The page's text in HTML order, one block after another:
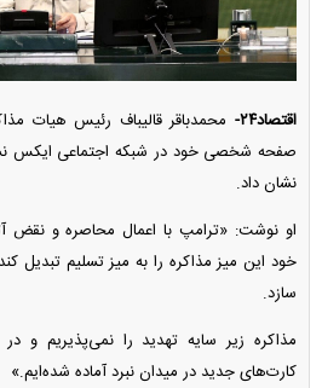
اقتصاد۲۴-
محمدباقر قالیباف رئیس هیات
صفحه شخصی خود در شبکه اجتماعی ایکس
نشان داد.
او نوشت: «ترامپ با اعمال محاصره و
خود این میز مذاکره را به میز تسلیم تبدیل
سازد.
مذاکره زیر سایه تهدید را نمی‌پذیریم و
کارت‌های جدید در میدان نبرد آماده شده‌ایم.»